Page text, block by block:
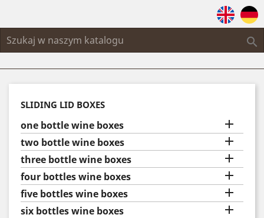

SLIDING LID BOXES
one bottle wine boxes 
two bottle wine boxes 
three bottle wine boxes 
four bottles wine boxes 
five bottles wine boxes 
six bottles wine boxes 